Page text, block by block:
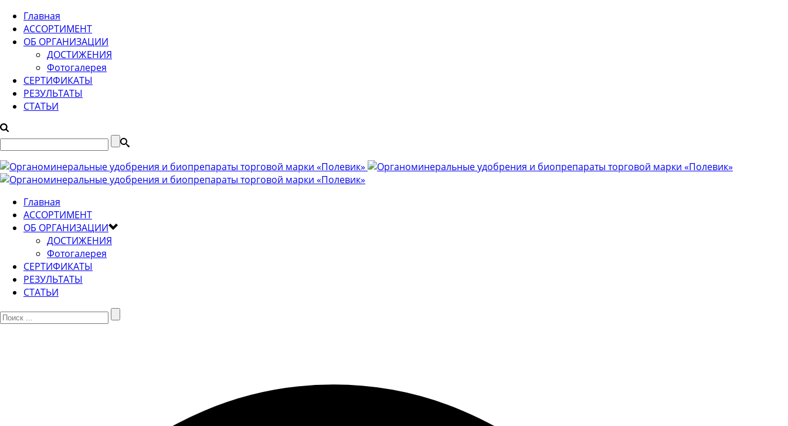
Главная
АССОРТИМЕНТ
ОБ ОРГАНИЗАЦИИ
ДОСТИЖЕНИЯ
Фотогалерея
СЕРТИФИКАТЫ
РЕЗУЛЬТАТЫ
СТАТЬИ
Главная
АССОРТИМЕНТ
ОБ ОРГАНИЗАЦИИ
ДОСТИЖЕНИЯ
Фотогалерея
СЕРТИФИКАТЫ
РЕЗУЛЬТАТЫ
СТАТЬИ